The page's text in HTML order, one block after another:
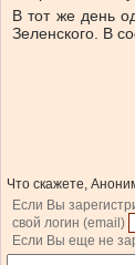
В тот же день
Зеленского. В
Что скажете,
Если Вы
свой логин (email)
Если Вы еще не